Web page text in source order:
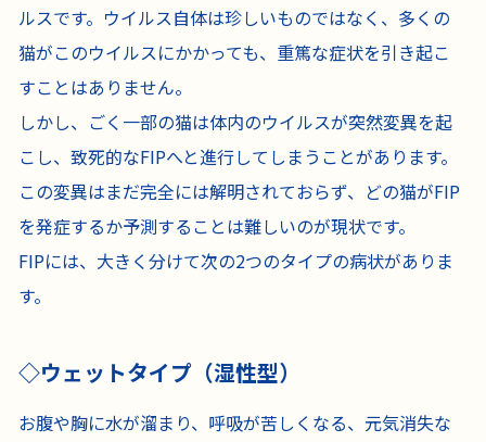
ルスです。ウイルス自体は珍しいものではなく、多くの
猫がこのウイルスにかかっても、重篤な症状を引き起こ
すことはありません。
しかし、ごく一部の猫は体内のウイルスが突然変異を起
こし、致死的なFIPへと進行してしまうことがあります。
この変異はまだ完全には解明されておらず、どの猫がFIP
を発症するか予測することは難しいのが現状です。
FIPには、大きく分けて次の2つのタイプの病状がありま
す。
ウェットタイプ（湿性型）
お腹や胸に水が溜まり、呼吸が苦しくなる、元気消失な